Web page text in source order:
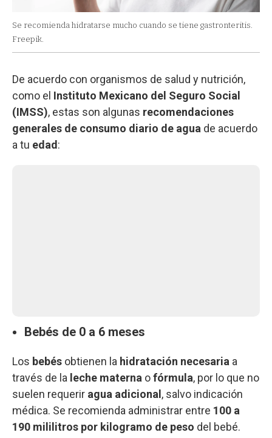
Se recomienda hidratarse mucho cuando se tiene gastronteritis.
Freepik.
De acuerdo con organismos de salud y nutrición,
como el Instituto Mexicano del Seguro Social
(IMSS), estas son algunas recomendaciones
generales de consumo diario de agua de acuerdo
a tu edad :
Bebés de 0 a 6 meses
Los bebés obtienen la hidratación necesaria a
través de la leche materna ofórmula, por lo que no
suelen requerir agua adicional , salvo indicación
médica. Se recomienda administrar entre 100 a
190 mililitros por kilogramo de peso del bebé.